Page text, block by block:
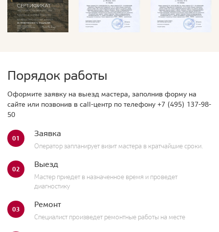
Порядок работы
Оформите заявку на выезд мастера, заполнив форму на
сайте или позвонив в call-центр по телефону +7 (495) 137-98-
50
01 Заявка
Оператор запланирует визит мастера в кратчайшие сроки.
02 Выезд
Мастер приедет в назначенное время и проведет
диагностику
03 Ремонт
Специалист произведет ремонтные работы на месте